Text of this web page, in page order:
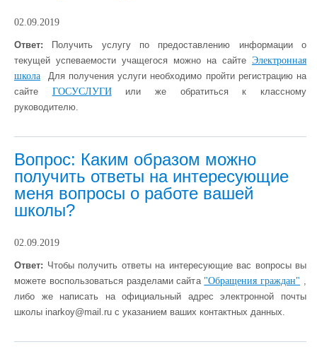
02.09.2019
Ответ:
Получить услугу по предоставлению информации о
текущей успеваемости учащегося можно на сайте Электронная
школа
Для получения услуги необходимо пройти регистрацию на
сайте ГОСУСЛУГИили же обратиться к классному
руководителю.
Вопрос: Каким образом можно
получить ответы на интересующие
меня вопросы о работе вашей
школы?
02.09.2019
Ответ: Чтобы получить ответы на интересующие вас вопросы вы
можете воспользоваться разделами сайта "Обращения граждан" ,
либо же написать на официальный адрес электронной почты
школы inarkoy@mail.ru с указанием ваших контактных данных.